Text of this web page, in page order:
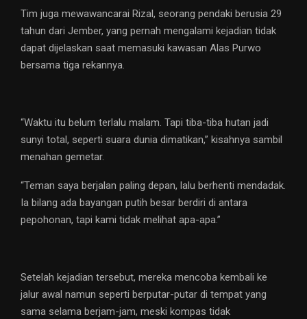
Tim juga mewawancarai Rizal, seorang pendaki berusia 29
tahun dari Jember, yang pernah mengalami kejadian tidak
dapat dijelaskan saat memasuki kawasan Alas Purwo
bersama tiga rekannya.
“Waktu itu belum terlalu malam. Tapi tiba-tiba hutan jadi
sunyi total, seperti suara dunia dimatikan,” kisahnya sambil
menahan gemetar.
“Teman saya berjalan paling depan, lalu berhenti mendadak.
Ia bilang ada bayangan putih besar berdiri di antara
pepohonan, tapi kami tidak melihat apa-apa.”
Setelah kejadian tersebut, mereka mencoba kembali ke
jalur awal namun seperti berputar-putar di tempat yang
sama selama berjam-jam, meski kompas tidak